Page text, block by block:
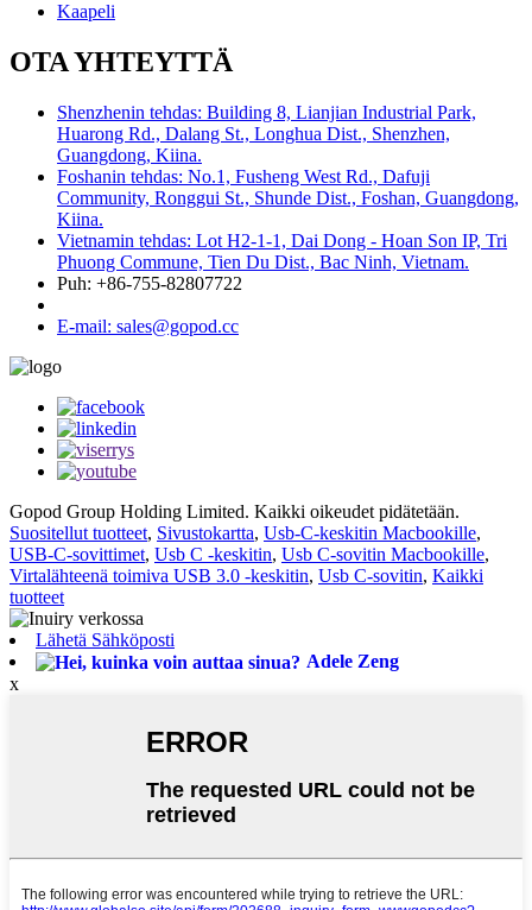
Kaapeli
OTA YHTEYTTÄ
Shenzhenin tehdas: Building 8, Lianjian Industrial Park,
Huarong Rd., Dalang St., Longhua Dist., Shenzhen,
Guangdong, Kiina.
Foshanin tehdas: No.1, Fusheng West Rd., Dafuji
Community, Ronggui St., Shunde Dist., Foshan, Guangdong,
Kiina.
Vietnamin tehdas: Lot H2-1-1, Dai Dong - Hoan Son IP, Tri
Phuong Commune, Tien Du Dist., Bac Ninh, Vietnam.
Puh: +86-755-82807722
E-mail: sales@gopod.cc
Gopod Group Holding Limited. Kaikki oikeudet pidätetään.
Suositellut tuotteet, Sivustokartta, Usb-C-keskitin Macbookille,
USB-C-sovittimet, Usb C -keskitin, Usb C-sovitin Macbookille,
Virtalähteenä toimiva USB 3.0 -keskitin, Usb C-sovitin, Kaikki
tuotteet
Lähetä Sähköposti
Adele Zeng
x